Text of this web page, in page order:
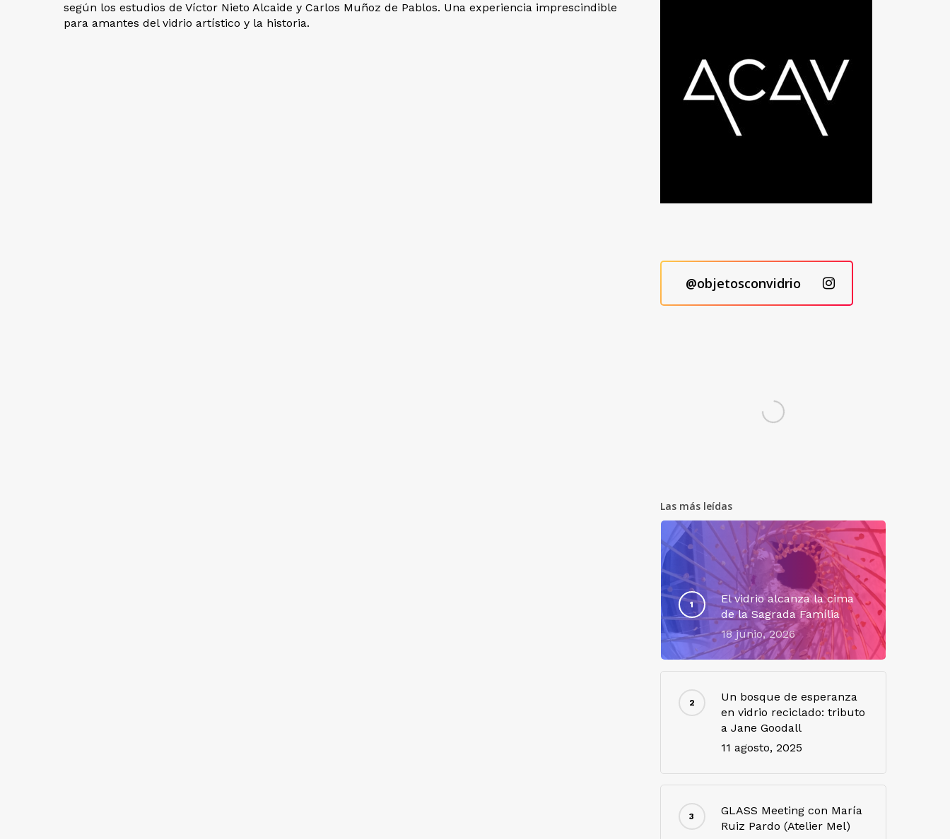
según los estudios de Víctor Nieto Alcaide y Carlos Muñoz de Pablos. Una experiencia imprescindible
para amantes del vidrio artístico y la historia.
@objetosconvidrio
Las más leídas
El vidrio alcanza la cima
de la Sagrada Família
18 junio, 2026
Un bosque de esperanza
en vidrio reciclado: tributo
a Jane Goodall
11 agosto, 2025
GLASS Meeting con María
Ruiz Pardo (Atelier Mel)